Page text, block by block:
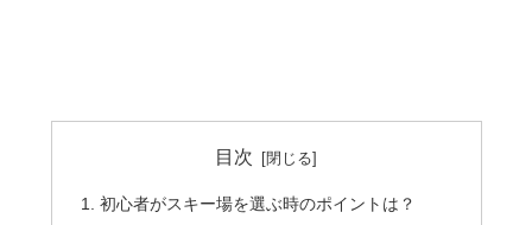
目次
初心者がスキー場を選ぶ時のポイントは？